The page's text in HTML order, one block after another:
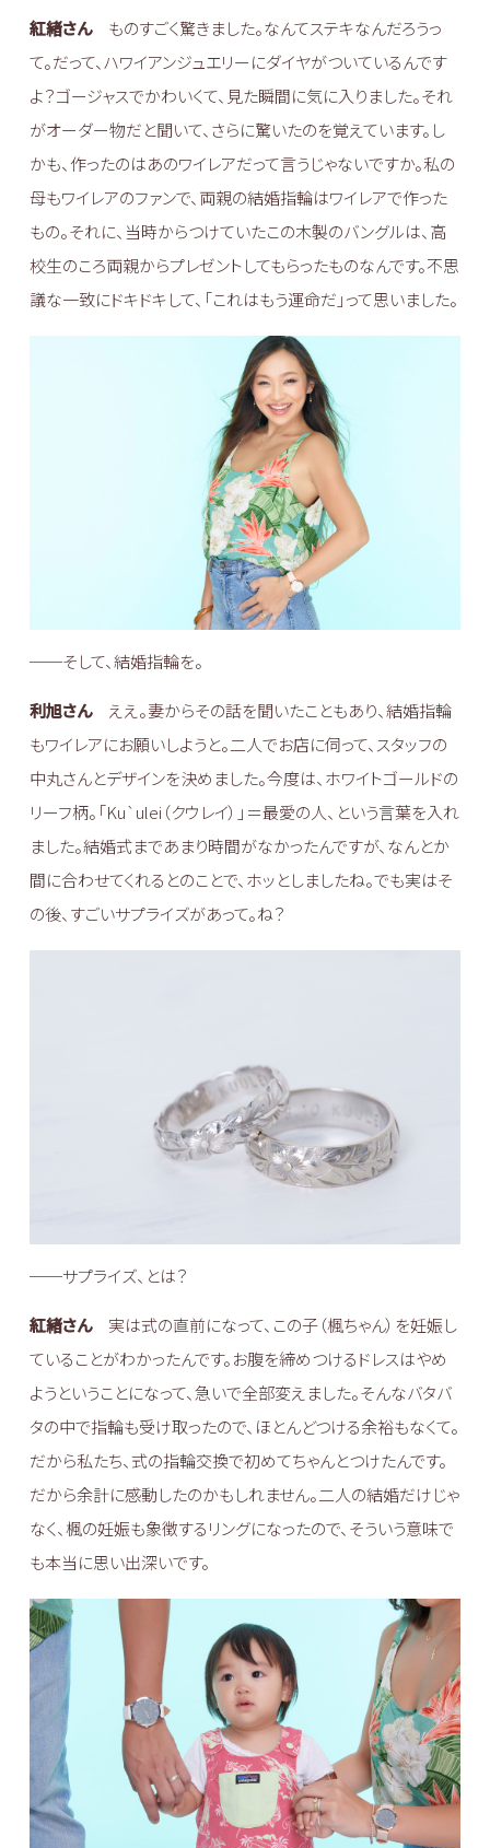
紅緒さんものすごく驚きました。なんてステキなんだろうっ
て。だって、ハワイアンジュエリーにダイヤがついているんです
よ？ゴージャスでかわいくて、見た瞬間に気に入りました。それ
がオーダー物だと聞いて、さらに驚いたのを覚えています。し
かも、作ったのはあのワイレアだって言うじゃないですか。私の
母もワイレアのファンで、両親の結婚指輪はワイレアで作った
もの。それに、当時からつけていたこの木製のバングルは、高
校生のころ両親からプレゼントしてもらったものなんです。不思
議な一致にドキドキして、「これはもう運命だ」って思いました。
──そして、結婚指輪を。
利旭さんええ。妻からその話を聞いたこともあり、結婚指輪
もワイレアにお願いしようと。二人でお店に伺って、スタッフの
中丸さんとデザインを決めました。今度は、ホワイトゴールドの
リーフ柄。「Ku`ulei（クウレイ）」＝最愛の人、という言葉を入れ
ました。結婚式まであまり時間がなかったんですが、なんとか
間に合わせてくれるとのことで、ホッとしましたね。でも実はそ
の後、すごいサプライズがあって。ね？
──サプライズ、とは？
紅緒さん実は式の直前になって、この子（楓ちゃん）を妊娠し
ていることがわかったんです。お腹を締めつけるドレスはやめ
ようということになって、急いで全部変えました。そんなバタバ
タの中で指輪も受け取ったので、ほとんどつける余裕もなくて。
だから私たち、式の指輪交換で初めてちゃんとつけたんです。
だから余計に感動したのかもしれません。二人の結婚だけじゃ
なく、楓の妊娠も象徴するリングになったので、そういう意味で
も本当に思い出深いです。